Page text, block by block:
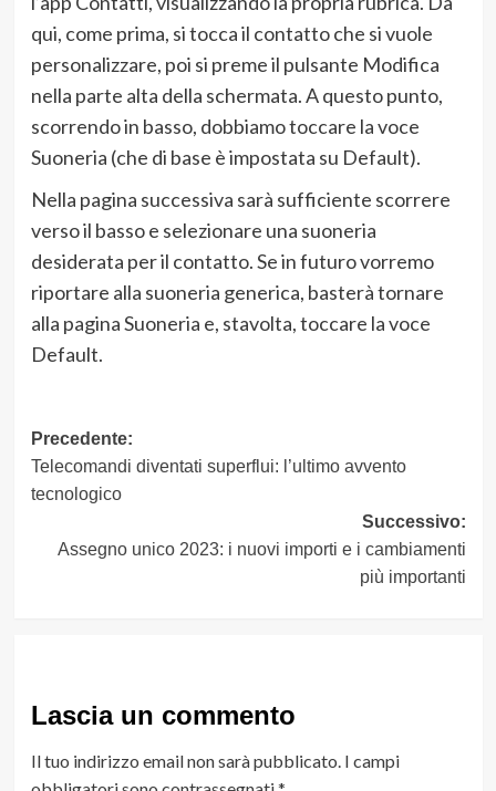
qui, come prima, si tocca il contatto che si vuole
personalizzare, poi si preme il pulsante Modifica
nella parte alta della schermata. A questo punto,
scorrendo in basso, dobbiamo toccare la voce
Suoneria (che di base è impostata su Default).
Nella pagina successiva sarà sufficiente scorrere
verso il basso e selezionare una suoneria
desiderata per il contatto. Se in futuro vorremo
riportare alla suoneria generica, basterà tornare
alla pagina Suoneria e, stavolta, toccare la voce
Default.
Navigazione
articolo
Precedente:
Telecomandi diventati superflui: l’ultimo avvento
tecnologico
Successivo:
Assegno unico 2023: i nuovi importi e i cambiamenti
più importanti
Lascia un commento
Il tuo indirizzo email non sarà pubblicato. I campi